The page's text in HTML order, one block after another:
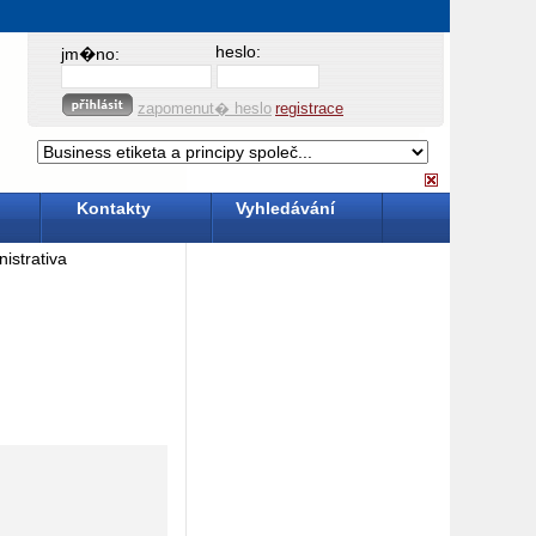
jm�no: heslo:
zapomenut� heslo registrace
Kontakty Vyhledávání